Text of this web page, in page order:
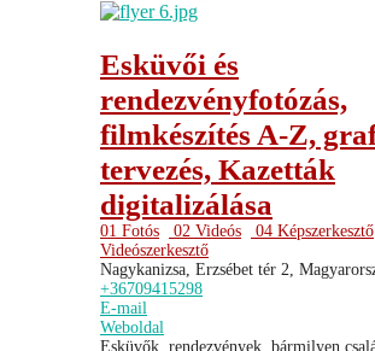
Esküvői és
rendezvényfotózás,
filmkészítés A-Z,
tervezés, Kazetták
digitalizálása
01 Fotós 02 Videós 04 Képszerkesztő
Videószerkesztő
Nagykanizsa, Erzsébet tér 2,
+36709415298
E-mail
Weboldal
Esküvők, rendezvények, bármilyen